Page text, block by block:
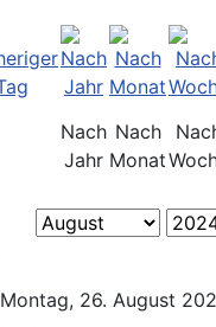
Nach
Jahr
Nach
Monat
Montag, 26. August